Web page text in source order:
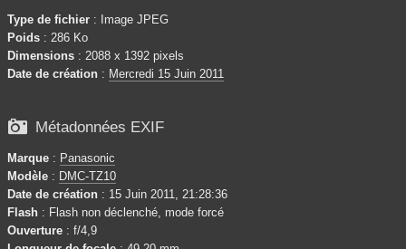
Type de fichier : Image JPEG
Poids : 286 Ko
Dimensions : 2088 x 1392 pixels
Date de création : Mercredi 15 Juin 2011
 Métadonnées EXIF
Marque : Panasonic
Modèle : DMC-TZ10
Date de création : 15 Juin 2011, 21:28:36
Flash : Flash non déclenché, mode forcé
Ouverture : f/4,9